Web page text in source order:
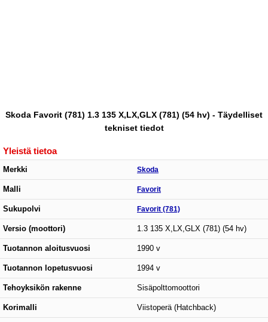
Skoda Favorit (781) 1.3 135 X,LX,GLX (781) (54 hv) - Täydelliset
tekniset tiedot
Yleistä tietoa
Merkki Skoda
Malli Favorit
Sukupolvi Favorit (781)
Versio (moottori) 1.3 135 X,LX,GLX (781) (54 hv)
Tuotannon aloitusvuosi 1990 v
Tuotannon lopetusvuosi 1994 v
Tehoyksikön rakenne Sisäpolttomoottori
Korimalli Viistoperä (Hatchback)